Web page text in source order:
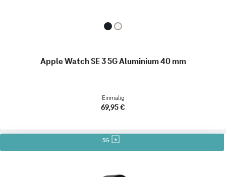
Apple Watch SE 3 5G Aluminium 40 mm
Einmalig
69,95 €
5G